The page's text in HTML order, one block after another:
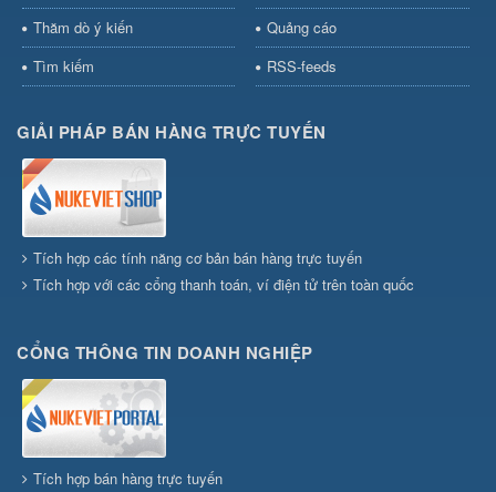
Thăm dò ý kiến
Quảng cáo
Tìm kiếm
RSS-feeds
GIẢI PHÁP BÁN HÀNG TRỰC TUYẾN
Tích hợp các tính năng cơ bản bán hàng trực tuyến
Tích hợp với các cổng thanh toán, ví điện tử trên toàn quốc
CỔNG THÔNG TIN DOANH NGHIỆP
Tích hợp bán hàng trực tuyến